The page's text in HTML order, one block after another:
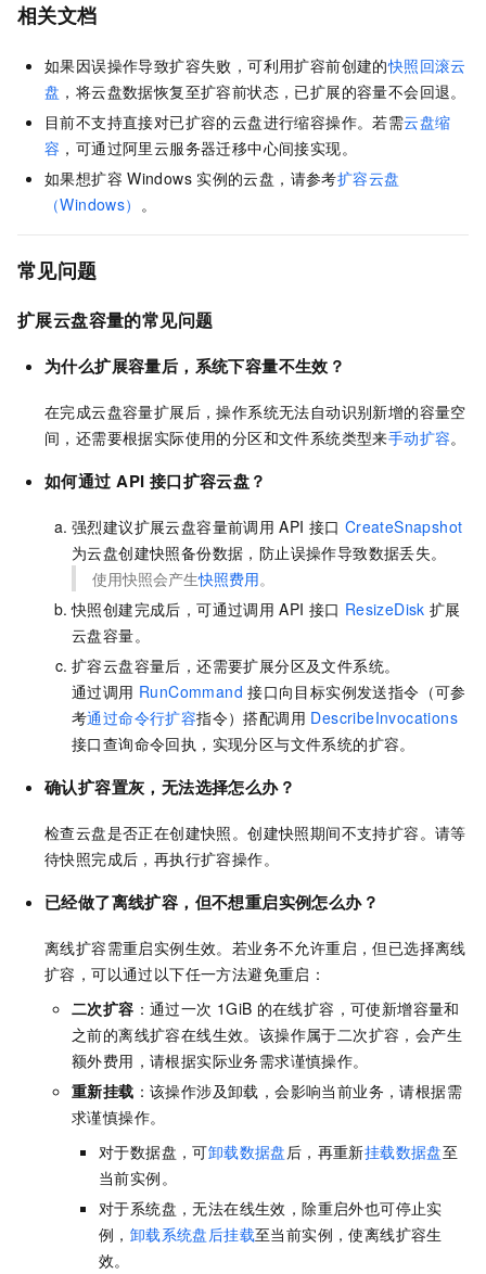
相关文档
如果因误操作导致扩容失败，可利用扩容前创建的快照回滚云
盘 ，将云盘数据恢复至扩容前状态，已扩展的容量不会回退。
目前不支持直接对已扩容的云盘进行缩容操作。若需云盘缩
容 ，可通过阿里云服务器迁移中心间接实现。
如果想扩容 Windows 实例的云盘，请参考扩容云盘
（Windows） 。
常见问题
扩展云盘容量的常见问题
为什么扩展容量后，系统下容量不生效？
在完成云盘容量扩展后，操作系统无法自动识别新增的容量空
间，还需要根据实际使用的分区和文件系统类型来手动扩容。
如何通过 API 接口扩容云盘？
强烈建议扩展云盘容量前调用 API 接口 CreateSnapshot
为云盘创建快照备份数据，防止误操作导致数据丢失。
使用快照会产生快照费用。
快照创建完成后，可通过调用 API 接口 ResizeDisk 扩展
云盘容量。
扩容云盘容量后，还需要扩展分区及文件系统。
通过调用 RunCommand 接口向目标实例发送指令（可参
考通过命令行扩容指令）搭配调用 DescribeInvocations
接口查询命令回执，实现分区与文件系统的扩容。
确认扩容置灰，无法选择怎么办？
检查云盘是否正在创建快照。创建快照期间不支持扩容。请等
待快照完成后，再执行扩容操作。
已经做了离线扩容，但不想重启实例怎么办？
离线扩容需重启实例生效。若业务不允许重启，但已选择离线
扩容，可以通过以下任一方法避免重启：
二次扩容 ：通过一次 1GiB 的在线扩容，可使新增容量和
之前的离线扩容在线生效。该操作属于二次扩容，会产生
额外费用，请根据实际业务需求谨慎操作。
重新挂载 ：该操作涉及卸载，会影响当前业务，请根据需
求谨慎操作。
对于数据盘，可卸载数据盘 后，再重新挂载数据盘至
当前实例。
对于系统盘，无法在线生效，除重启外也可停止实
例， 卸载系统盘后挂载至当前实例，使离线扩容生
效。